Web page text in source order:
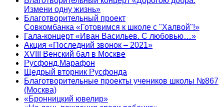
Измени одну жизнь»
Благотворительный проект
Совкомбанка «Готовимся к школе с "Халвой"!»
Гала-концерт «Иван Васильев. С любовью…»
Акция «Последний звонок – 2021»
XVIII Венский бал в Москве
Русфонд.Марафон
Щедрый вторник Русфонда
Благотворительные проекты учеников школы №867
(Москва)
«Бронницкий ювелир»